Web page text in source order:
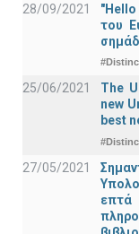
28/09/2021
του
25/06/2021
The
new
best
27/05/2021
επτά